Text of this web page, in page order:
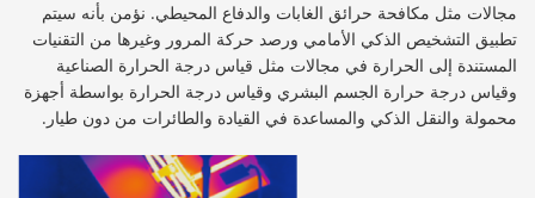
مجالات مثل مكافحة حرائق الغابات والدفاع المحيطي. نؤمن بأنه سيتم
تطبيق التشخيص الذكي الأمامي ورصد حركة المرور وغيرها من التقنيات
المستندة إلى الحرارة في مجالات مثل قياس درجة الحرارة الصناعية
وقياس درجة حرارة الجسم البشري وقياس درجة الحرارة بواسطة أجهزة
محمولة والنقل الذكي والمساعدة في القيادة والطائرات من دون طيار.